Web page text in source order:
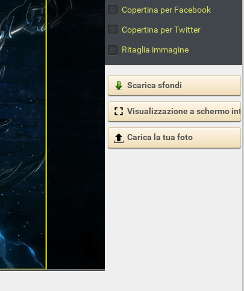
Copertina per Facebook
Copertina per Twitter
Ritaglia immagine
Scarica sfondi
Visualizzazione a schermo
Carica la tua foto